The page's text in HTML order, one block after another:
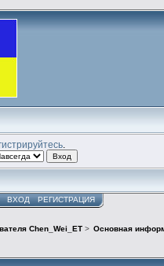
ВХОД РЕГИСТРАЦИЯ
Chen_Wei_ET> Основная